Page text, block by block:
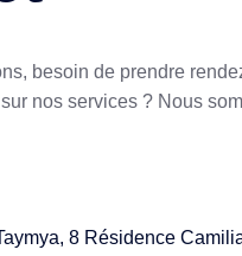
besoin de prendre
nos services ? Nous
8 Résidence